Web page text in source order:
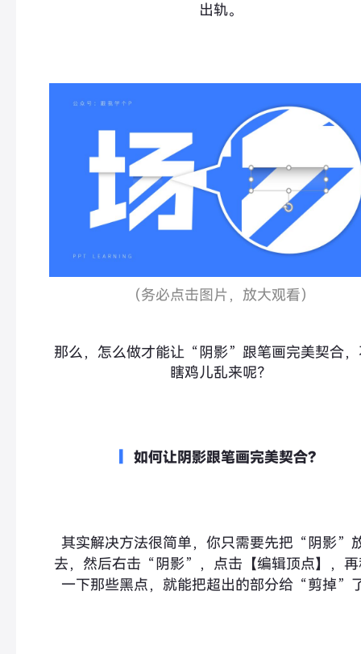
出轨。
（务必点击图片，放大观看）
那么，怎么做才能让“阴影”跟笔画完美契合，
瞎鸡儿乱来呢？
如何让阴影跟笔画完美契合？
其实解决方法很简单，你只需要先把“阴影”
去，然后右击“阴影”，点击【编辑顶点】，再
一下那些黑点，就能把超出的部分给“剪掉”